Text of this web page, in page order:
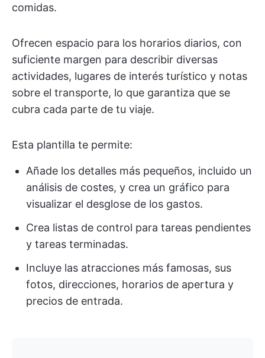
comidas.
Ofrecen espacio para los horarios diarios, con
suficiente margen para describir diversas
actividades, lugares de interés turístico y notas
sobre el transporte, lo que garantiza que se
cubra cada parte de tu viaje.
Esta plantilla te permite:
Añade los detalles más pequeños, incluido un
análisis de costes, y crea un gráfico para
visualizar el desglose de los gastos.
Crea listas de control para tareas pendientes
y tareas terminadas.
Incluye las atracciones más famosas, sus
fotos, direcciones, horarios de apertura y
precios de entrada.